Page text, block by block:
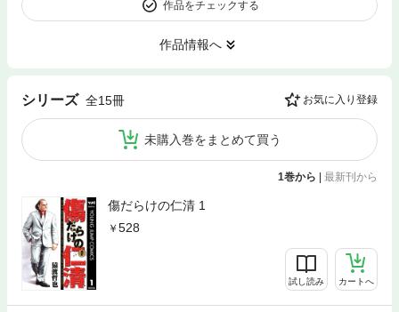
作品をチェックする
作品情報へ
シリーズ 全15冊 お気に入り登録
未購入巻をまとめて買う
1巻から 最新刊から
傷だらけの仁清 1
528
試し読み カートへ